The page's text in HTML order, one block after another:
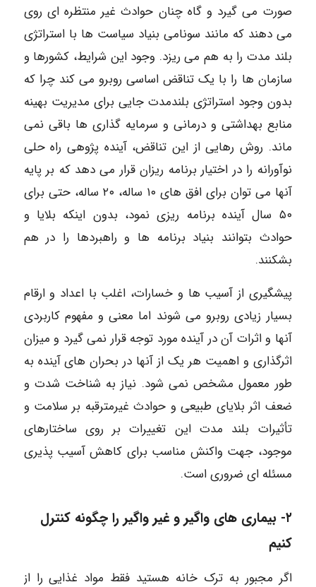
صورت می گیرد و گاه چنان حوادث غیر منتظره ای روی
می دهند که مانند سونامی بنیاد سیاست ها با استراتژی
بلند مدت را به هم می ریزد. وجود این شرایط، کشورها و
سازمان ها را با یک تناقض اساسی روبرو می کند چرا که
بدون وجود استراتژی بلندمدت جایی برای مدیریت بهینه
منابع بهداشتی و درمانی و سرمایه گذاری ها باقی نمی
ماند. روش رهایی از این تناقض، آینده پژوهی راه حلی
نوآورانه را در اختیار برنامه ریزان قرار می دهد که بر پایه
آنها می توان برای افق های ۱۰ ساله، ۲۰ ساله، حتی برای
۵۰ سال آینده برنامه ریزی نمود، بدون اینکه بلایا و
حوادث بتوانند بنیاد برنامه ها و راهبردها را در هم
بشکنند.
پیشگیری از آسیب ها و خسارات، اغلب با اعداد و ارقام
بسیار زیادی روبرو می شوند اما معنی و مفهوم کاربردی
آنها و اثرات آن در آینده مورد توجه قرار نمی گیرد و میزان
اثرگذاری و اهمیت هر یک از آنها در بحران های آینده به
طور معمول مشخص نمی شود. نیاز به شناخت شدت و
ضعف اثر بلایای طبیعی و حوادث غیرمترقبه بر سلامت و
تأثیرات بلند مدت این تغییرات بر روی ساختارهای
موجود، جهت واکنش مناسب برای کاهش آسیب پذیری
مسئله ای ضروری است.
۲- بیماری های واگیر و غیر واگیر را چگونه کنترل
کنیم
اگر مجبور به ترک خانه هستید فقط مواد غذایی را از